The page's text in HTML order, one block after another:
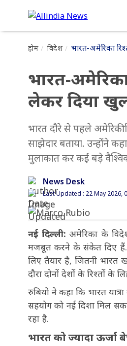
होम विदेश भारत-अमेरिका
भारत-
लेकर दिया
भारत दौरे से पहले अमेरिकी
साझेदार बताया. उन्होंने
मुलाकात कर कई बड़े
News Desk
Last Updated : 22 May 2026,
नई दिल्ली: अमेरिका के
मजबूत करने के संकेत दिए हैं.
लिए तैयार है, जितनी भारत
दौरा दोनों देशों के रिश्तों के
रुबियो ने कहा कि भारत
सहयोग को नई दिशा मिल
रहा है.
भारत को ज्यादा ऊर्जा